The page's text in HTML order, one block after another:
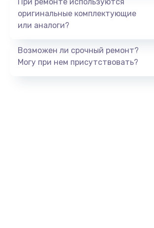
Замена батарейки BIOS
Заказать
оригинальные комплектующие
или аналоги?
Возможен ли срочный ремонт?
Могу при нем присутствовать?